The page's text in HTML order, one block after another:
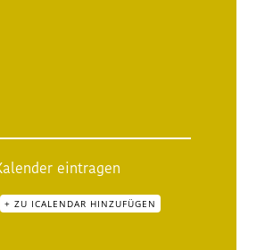
eintragen
+ ZU ICALENDAR HINZUFÜGEN